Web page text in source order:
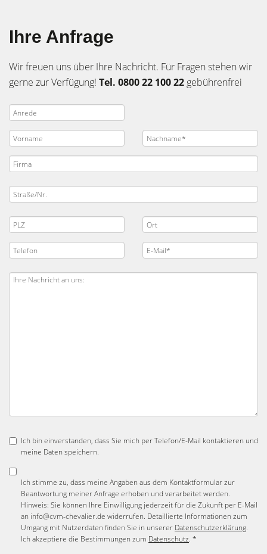
Ihre Anfrage
Wir freuen uns über Ihre Nachricht. Für Fragen stehen wir
gerne zur Verfügung! Tel. 0800 22 100 22 gebührenfrei
Ich bin einverstanden, dass Sie mich per Telefon/E-Mail kontaktieren und
meine Daten speichern.
Ich stimme zu, dass meine Angaben aus dem Kontaktformular zur
Beantwortung meiner Anfrage erhoben und verarbeitet werden.
Hinweis: Sie können Ihre Einwilligung jederzeit für die Zukunft per E-Mail
an info@cvm-chevalier.de widerrufen. Detaillierte Informationen zum
Umgang mit Nutzerdaten finden Sie in unserer Datenschutzerklärung.
Ich akzeptiere die Bestimmungen zum Datenschutz. *